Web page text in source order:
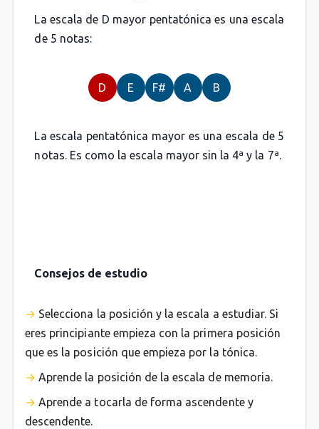
La escala de D mayor pentatónica es una escala
de 5 notas:
D E F# A B
La escala pentatónica mayor es una escala de 5
notas. Es como la escala mayor sin la 4ª y la 7ª.
Consejos de estudio
Selecciona la posición y la escala a estudiar. Si
eres principiante empieza con la primera posición
que es la posición que empieza por la tónica.
Aprende la posición de la escala de memoria.
Aprende a tocarla de forma ascendente y
descendente.